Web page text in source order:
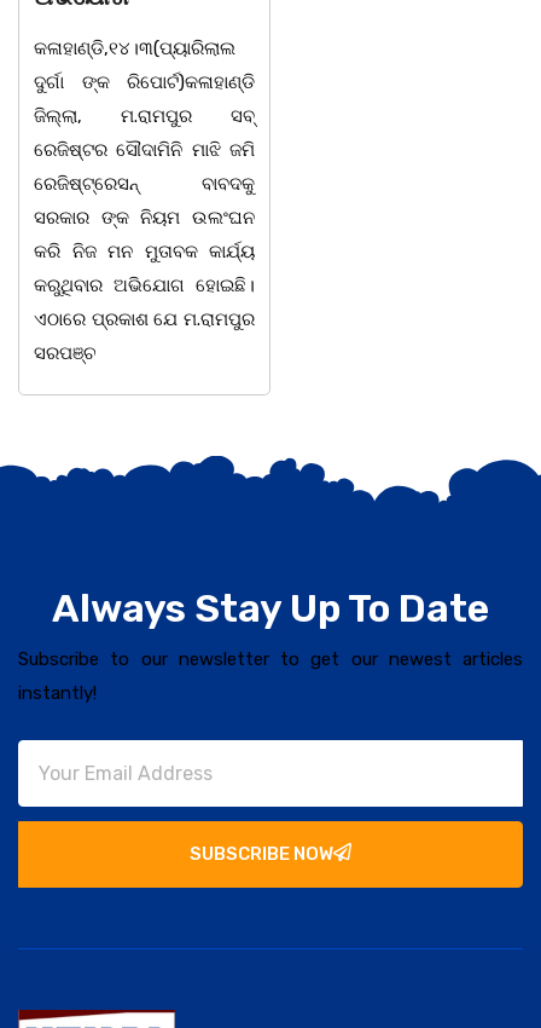
ଙ୍କ ରିପୋର୍ଟ)କଳାହାଣ୍ଡି
ମ.ରାମପୁର ସବ୍
ସୌଦାମିନି ମାଝି ଜମି
ବାବଦକୁ
ଙ୍କ ନିୟମ ଉଲଂଘନ
ନିଜ ମନ ମୁତାବକ କାର୍ଯ୍ୟ
ଅଭିଯୋଗ ହୋଇଛି।
ପ୍ରକାଶ ଯେ ମ.ରାମପୁର
Always Stay Up To Date
Subscribe to our newsletter to get our newest articles
instantly!
SUBSCRIBE NOW